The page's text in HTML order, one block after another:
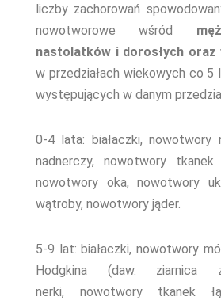
liczby zachorowań
nowotworowe wśród
nastolatków i dorosłych oraz
w przedziałach wiekowych co 5
występujących w danym
0-4 lata: białaczki, nowotwory
nadnerczy, nowotwory tkanek
nowotwory oka, nowotwory
wątroby, nowotwory jąder.
5-9 lat: białaczki, nowotwory
Hodgkina (daw. ziarnica
nerki, nowotwory tkanek